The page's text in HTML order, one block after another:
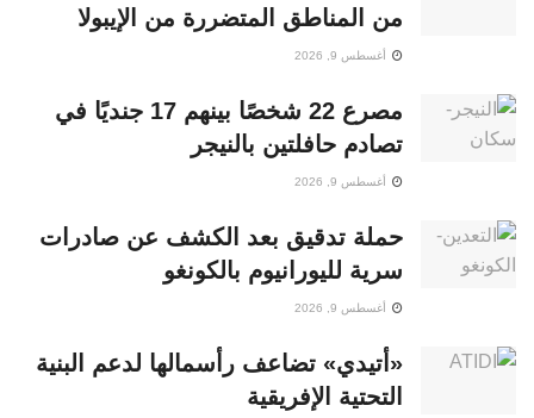
من المناطق المتضررة من الإيبولا
أغسطس 9, 2026
مصرع 22 شخصًا بينهم 17 جنديًا في
تصادم حافلتين بالنيجر
أغسطس 9, 2026
حملة تدقيق بعد الكشف عن صادرات
سرية لليورانيوم بالكونغو
أغسطس 9, 2026
«أتيدي» تضاعف رأسمالها لدعم البنية
التحتية الإفريقية